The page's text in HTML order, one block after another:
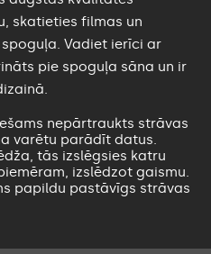
skatieties filmas un
Vadiet ierīci ar
pie spoguļa sāna un ir
nepārtraukts strāvas
varētu parādīt datus.
tās izslēgsies katru
izslēdzot gaismu.
papildu pastāvīgs strāvas